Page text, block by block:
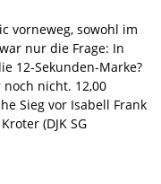
vorneweg, sowohl im
nur die Frage: In
12-Sekunden-Marke?
nicht. 12,00
Sieg vor Isabell Frank
(DJK SG